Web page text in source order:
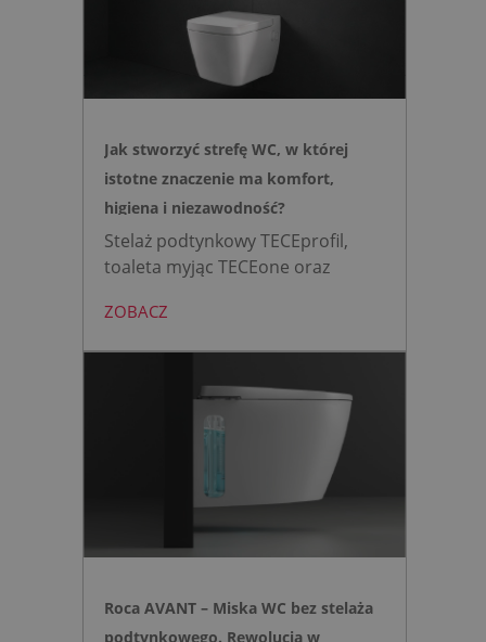
Jak stworzyć strefę WC, w której
istotne znaczenie ma komfort,
higiena i niezawodność?
Stelaż podtynkowy TECEprofil,
toaleta myjąc TECEone oraz
mini to zestaw, który warto
wybrać, gdy zależy nam na
bezpiecznej strefie WC. Zamiast
skomplikowanej i podatnej na
działającą w oparciu o ciśnienie
wody oraz elegancki, szklany
przycisk uruchamiany gestem.
ZOBACZ
Roca AVANT – Miska WC bez stelaża
podtynkowego. Rewolucja w